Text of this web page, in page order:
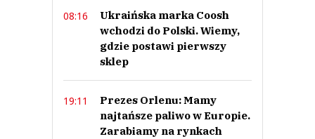
Może zajmijcie się Państwo ważnymi sprawami bo jest ich wieeele a nie byle
pierdołami.
Iza
Odpowiedz
0
08:16
Ukraińska marka Coosh
wchodzi do Polski. Wiemy,
gdzie postawi pierwszy
sklep
19:11
Prezes Orlenu: Mamy
najtańsze paliwo w Europie.
Zarabiamy na rynkach